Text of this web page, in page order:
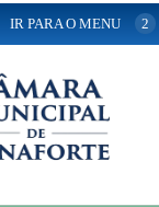
IR PARA O MENU 2